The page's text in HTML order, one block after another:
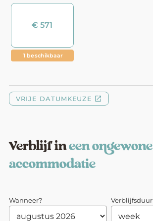
Verblijf ineen ongewone
accommodatie